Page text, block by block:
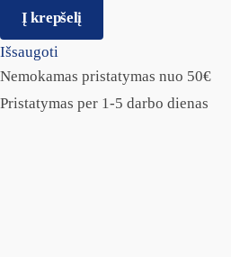
Į krepšelį
Išsaugoti
Nemokamas pristatymas nuo 50€
Pristatymas per 1-5 darbo dienas